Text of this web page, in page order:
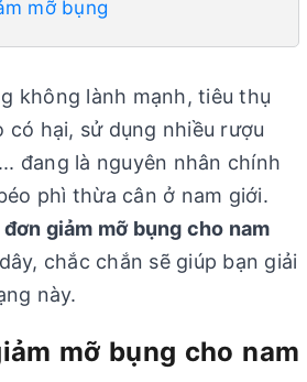
mỡ bụng
không lành mạnh, tiêu thụ
có hại, sử dụng nhiều rượu
đang là nguyên nhân chính
phì thừa cân ở nam giới.
giảm mỡ bụng cho nam
chắc chắn sẽ giúp bạn giải
này.
mỡ bụng cho nam